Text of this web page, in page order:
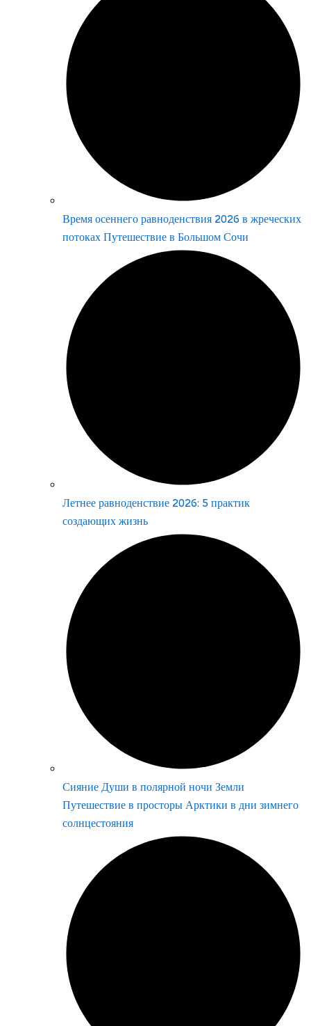
Время осеннего равноденствия 2026 в жреческих
потоках Путешествие в Большом Сочи
Летнее равноденствие 2026: 5 практик
создающих жизнь
Сияние Души в полярной ночи Земли
Путешествие в просторы Арктики в дни зимнего
солнцестояния